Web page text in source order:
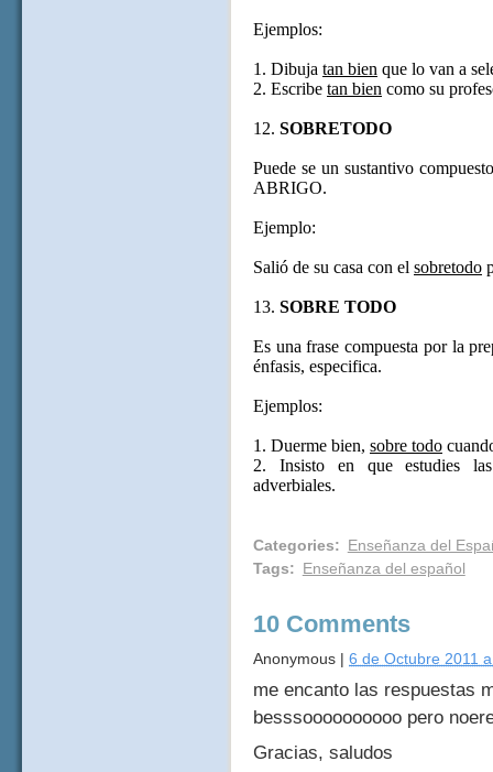
Ejemplos:
1. Dibuja tan bien que lo van a
2. Escribe tan bien como su
12. SOBRETODO
Puede se un sustantivo
ABRIGO.
Ejemplo:
Salió de su casa con el sobretodo
13. SOBRE TODO
Es una frase compuesta por la
énfasis, especifica.
Ejemplos:
1. Duerme bien, sobre todo
2. Insisto en que estudies
adverbiales.
Categories: Enseñanza del
Tags: Enseñanza del español
10 Comments
Anonymous | 6 de Octubre 2011
me encanto las respuestas
besssoooooooooo pero
Gracias, saludos